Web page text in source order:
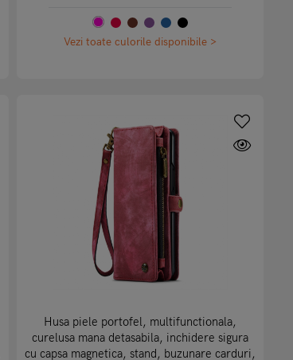
Vezi toate culorile disponibile >
Husa piele portofel, multifunctionala,
curelusa mana detasabila, inchidere sigura
cu capsa magnetica, stand, buzunare carduri,